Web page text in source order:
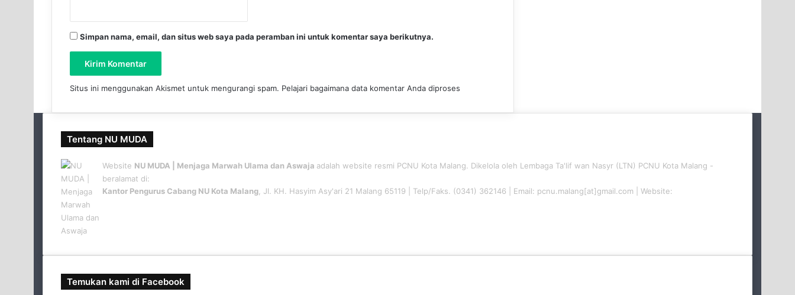
Simpan nama, email, dan situs web saya pada peramban ini untuk komentar saya berikutnya.
Situs ini menggunakan Akismet untuk mengurangi spam. Pelajari bagaimana data komentar Anda diproses
Tentang NU MUDA
Website NU MUDA | Menjaga Marwah Ulama dan Aswaja adalah website resmi PCNU Kota Malang. Dikelola oleh Lembaga Ta'lif wan Nasyr (LTN) PCNU Kota Malang -
beralamat di:
Kantor Pengurus Cabang NU Kota Malang , Jl. KH. Hasyim Asy'ari 21 Malang 65119 | Telp/Faks. (0341) 362146 | Email: pcnu.malang[at]gmail.com | Website:
Temukan kami di Facebook